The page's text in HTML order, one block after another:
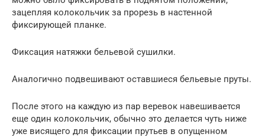
зацепляя колокольчик за прорезь в настенной
фиксирующей планке.
Фиксация натяжки бельевой сушилки.
Аналогично подвешивают оставшиеся бельевые пруты.
После этого на каждую из пар веревок навешивается
еще один колокольчик, обычно это делается чуть ниже
уже висящего для фиксации прутьев в опущенном